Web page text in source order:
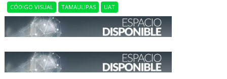
CÓDIGO VISUAL TAMAULIPAS UAT